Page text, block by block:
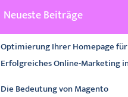
Neueste Beiträge
Optimierung Ihrer Homepage
Erfolgreiches Online-Marketing
Die Bedeutung von Magento